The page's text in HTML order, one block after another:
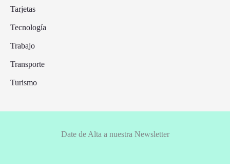
Tarjetas
Tecnología
Trabajo
Transporte
Turismo
Date de Alta a nuestra Newsletter